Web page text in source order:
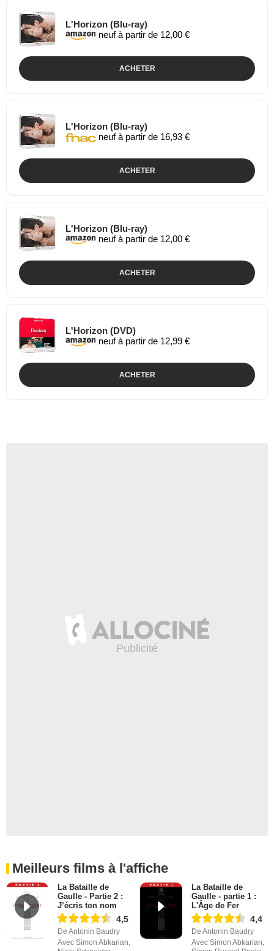
L'Horizon (Blu-ray)
neuf à partir de 12,00 €
ACHETER
L'Horizon (Blu-ray)
neuf à partir de 16,93 €
ACHETER
L'Horizon (Blu-ray)
neuf à partir de 12,00 €
ACHETER
L'Horizon (DVD)
neuf à partir de 12,99 €
ACHETER
Meilleurs films à l'affiche
La Bataille de
Gaulle - Partie 2 :
J’écris ton nom
4,5
De Antonin Baudry
Avec Simon Abkarian,
La Bataille de
Gaulle - partie 1 :
L'Âge de Fer
4,4
De Antonin Baudry
Avec Simon Abkarian,